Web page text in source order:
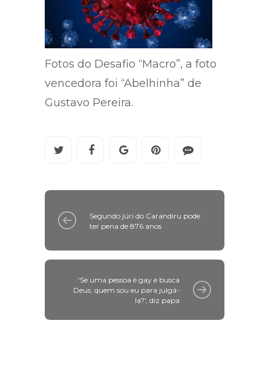
Fotos do Desafio “Macro”, a foto
vencedora foi “Abelhinha” de
Gustavo Pereira.
Segundo júri do Carandiru pode
ter pena de 876 anos
'Se uma pessoa é gay e busca
Deus, quem sou eu para julgá-
la?', diz papa